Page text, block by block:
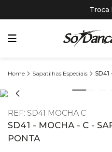
Troca
Sapatilhas Especiais
REF: SD41 MOCHA C
SD41 - MOCHA - C -
PONTA